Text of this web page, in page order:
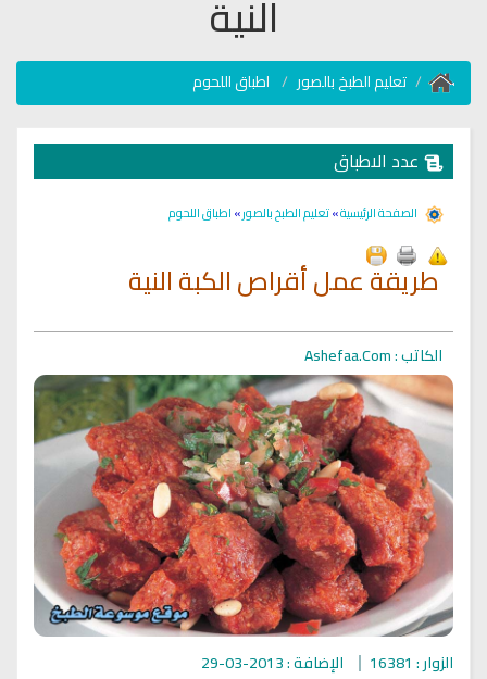
النية
تعليم الطبخ بالصور اطباق اللحوم
عدد الاطباق
الصفحة الرئيسية»تعليم الطبخ بالصور»اطباق اللحوم
طريقة عمل أقراص الكبة النية
الكاتب : Ashefaa.Com
الزوار : 16381 الإضافة : 2013-03-29